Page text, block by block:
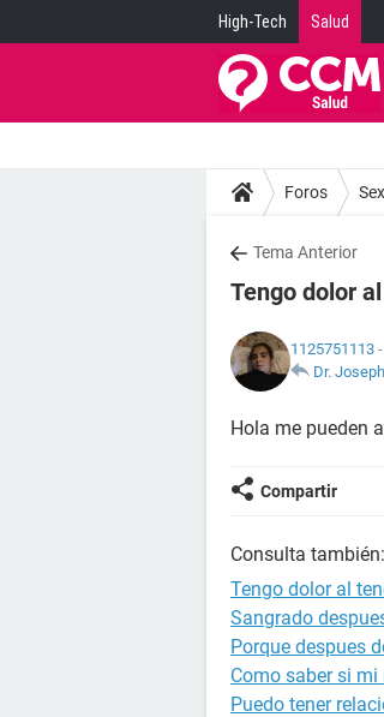
High-Tech Salud
Foros
Tema Anterior
Tengo dolor
1125751113
Dr.
Hola me pueden
Compartir
Consulta también:
Tengo dolor al
Sangrado
Porque despues
Como saber si
Puedo tener